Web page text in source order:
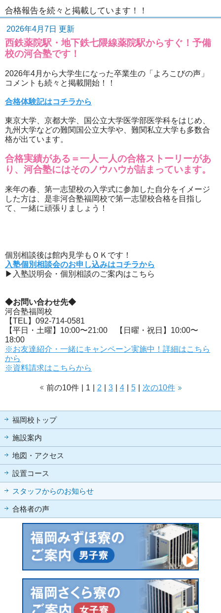
合格報告を続々と掲載しています！！
2026年4月7日 更新
西鉄薬院駅・地下鉄七隈線薬院駅からすぐ！予備
校の河合塾です！
2026年4月から大学生になった卒業生の「よろこびの声」
コメントも続々と掲載開始！！
合格体験記はコチラから
東京大学、京都大学、国公立大学医学部医学科をはじめ、
九州大学などの難関国公立大学や、難関私立大学も多数合
格が出ています。
合格実績がある＝一人一人の合格ストーリーがあ
り、河合塾にはそのノウハウが詰まっています。
来年の春、第一志望校の入学式に参加した自分をイメージ
した方は、是非河合塾福岡校で第一志望校合格を目指し
て、一緒に頑張りましょう！
個別相談後は館内見学もＯＫです！
入塾個別相談会のお申し込みはコチラから
▶入塾説明会・個別相談のご案内はこちら
◆お問い合わせ先◆
河合塾福岡校
【TEL】092-714-0581
【平日・土曜】10:00〜21:00 【日曜・祝日】10:00〜
18:00
※お友達紹介・一緒にキャンペーン実施中！詳細はこちら
から
※資料請求はこちらから
前の10件 1 2 3 4 5 次の10件
福岡校トップ
施設案内
地図・アクセス
設置コース
スタッフからのお知らせ
合格者の声